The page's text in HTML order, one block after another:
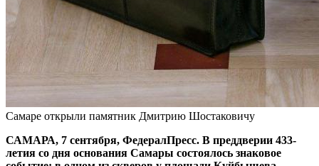
Самаре открыли памятник Дмитрию Шостаковичу
САМАРА, 7 сентября, ФедералПресс. В преддверии 433-
летия со дня основания Самары состоялось знаковое